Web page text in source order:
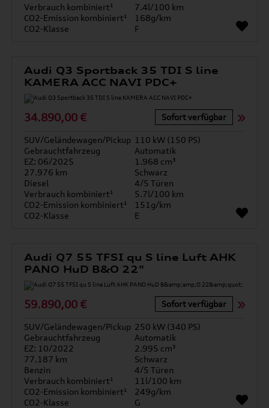
Verbrauch kombiniert¹
7.4l/100 km
CO2-Emission kombiniert¹
168g/km
CO2-Klasse
F
Audi Q3 Sportback 35 TDI S line
KAMERA ACC NAVI PDC+
34.890,00 € Sofort verfügbar
SUV/Geländewagen/Pickup 110 kW (150 PS)
Gebrauchtfahrzeug
Automatik
EZ: 06/2025
1.968 cm³
27.976 km
Schwarz
Diesel
4/5 Türen
Verbrauch kombiniert¹
5.7l/100 km
CO2-Emission kombiniert¹
151g/km
CO2-Klasse
E
Audi Q7 55 TFSI qu S line Luft AHK
PANO HuD B&O 22"
59.890,00 € Sofort verfügbar
SUV/Geländewagen/Pickup 250 kW (340 PS)
Gebrauchtfahrzeug
Automatik
EZ: 10/2022
2.995 cm³
77.187 km
Schwarz
Benzin
4/5 Türen
Verbrauch kombiniert¹
11l/100 km
CO2-Emission kombiniert¹
249g/km
CO2-Klasse
G